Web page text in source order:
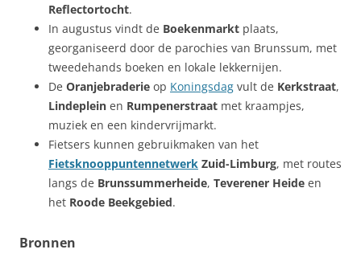
Reflectortocht.
In augustus vindt de Boekenmarkt plaats,
georganiseerd door de parochies van Brunssum, met
tweedehands boeken en lokale lekkernijen.
De Oranjebraderie op Koningsdag vult de Kerkstraat,
Lindeplein en Rumpenerstraat met kraampjes,
muziek en een kindervrijmarkt.
Fietsers kunnen gebruikmaken van het
Fietsknooppuntennetwerk Zuid-Limburg, met routes
langs de Brunssummerheide, Teverener Heide en
het Roode Beekgebied.
Bronnen